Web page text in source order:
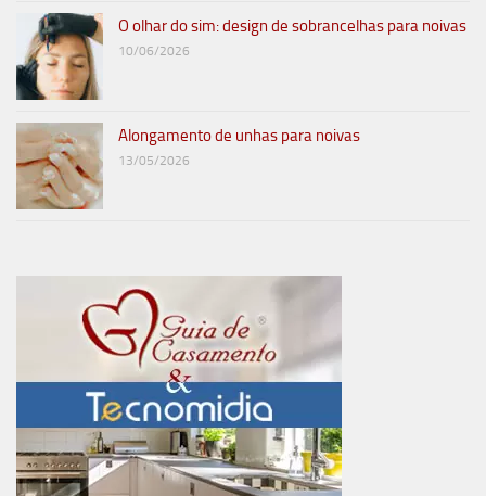
O olhar do sim: design de sobrancelhas para noivas
10/06/2026
Alongamento de unhas para noivas
13/05/2026